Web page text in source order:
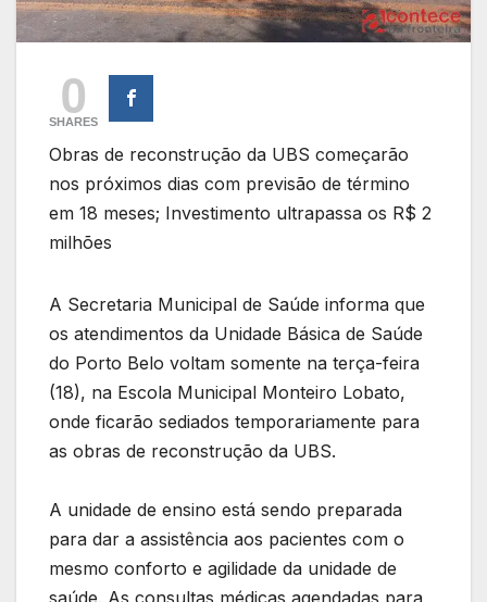
0
SHARES
Obras de reconstrução da UBS começarão
nos próximos dias com previsão de término
em 18 meses; Investimento ultrapassa os R$ 2
milhões
A Secretaria Municipal de Saúde informa que
os atendimentos da Unidade Básica de Saúde
do Porto Belo voltam somente na terça-feira
(18), na Escola Municipal Monteiro Lobato,
onde ficarão sediados temporariamente para
as obras de reconstrução da UBS.
A unidade de ensino está sendo preparada
para dar a assistência aos pacientes com o
mesmo conforto e agilidade da unidade de